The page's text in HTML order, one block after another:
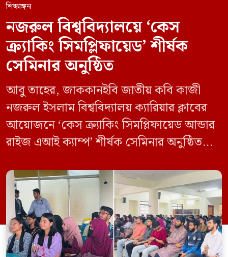
শিক্ষাঙ্গন
নজরুল বিশ্ববিদ্যালয়ে ‘কেস
ক্র্যাকিং সিমপ্লিফায়েড’ শীর্ষক
সেমিনার অনুষ্ঠিত
আবু তাহের, জাককানইবি জাতীয় কবি কাজী
নজরুল ইসলাম বিশ্ববিদ্যালয় ক্যারিয়ার ক্লাবের
আয়োজনে ‘কেস ক্র্যাকিং সিমপ্লিফায়েড আন্ডার
রাইজ এআই ক্যাম্প’ শীর্ষক সেমিনার অনুষ্ঠিত
কেন্দ্রীয় লাইব্রেরির নবযুগ কনফারেন্স রুমে এ
সেমিনারের আয়োজন করা হয়। এআই ক্যাম্পের
উদ্যোগে আয়োজিত সেমিনারে প্রধান আলোচক
হিসেবে উপস্থিত ছিলেন রাইজের ডিজিটাল গ্রোথ
হ্যাক ম্যানেজার মো. ইয়াসিন আরাফাত। […]